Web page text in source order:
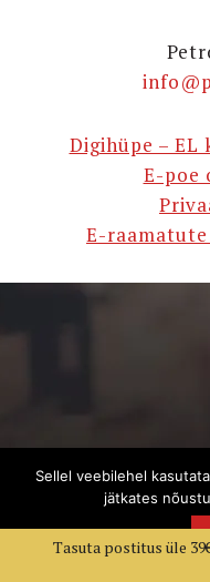
Digihüpe –
E-poe
E-
Tasuta postitus üle
Sellel veebilehel
jätkates